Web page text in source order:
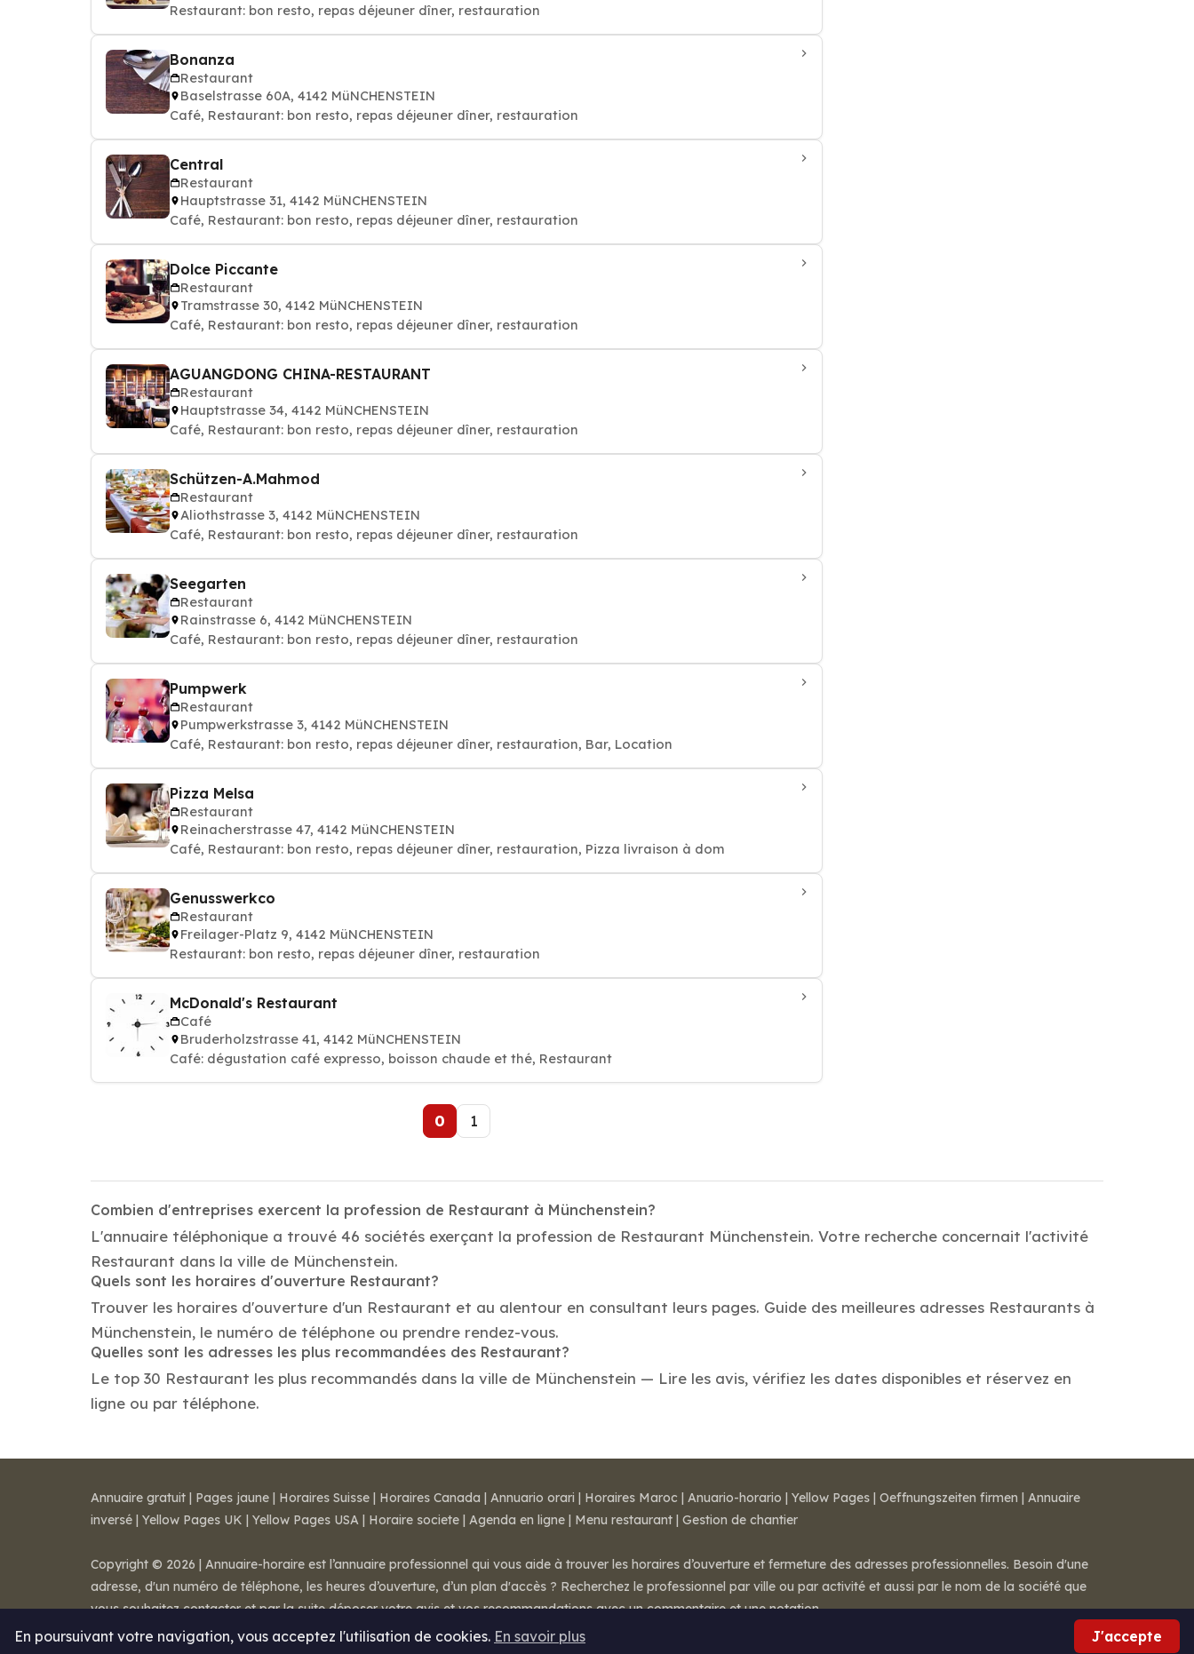
Restaurant: bon resto, repas déjeuner dîner, restauration
Bonanza
Restaurant
Baselstrasse 60A, 4142 MüNCHENSTEIN
Café, Restaurant: bon resto, repas déjeuner dîner, restauration
Central
Restaurant
Hauptstrasse 31, 4142 MüNCHENSTEIN
Café, Restaurant: bon resto, repas déjeuner dîner, restauration
Dolce Piccante
Restaurant
Tramstrasse 30, 4142 MüNCHENSTEIN
Café, Restaurant: bon resto, repas déjeuner dîner, restauration
AGUANGDONG CHINA-RESTAURANT
Restaurant
Hauptstrasse 34, 4142 MüNCHENSTEIN
Café, Restaurant: bon resto, repas déjeuner dîner, restauration
Schützen-A.Mahmod
Restaurant
Aliothstrasse 3, 4142 MüNCHENSTEIN
Café, Restaurant: bon resto, repas déjeuner dîner, restauration
Seegarten
Restaurant
Rainstrasse 6, 4142 MüNCHENSTEIN
Café, Restaurant: bon resto, repas déjeuner dîner, restauration
Pumpwerk
Restaurant
Pumpwerkstrasse 3, 4142 MüNCHENSTEIN
Café, Restaurant: bon resto, repas déjeuner dîner, restauration, Bar, Location
Pizza Melsa
Restaurant
Reinacherstrasse 47, 4142 MüNCHENSTEIN
Café, Restaurant: bon resto, repas déjeuner dîner, restauration, Pizza livraison à dom
Genusswerkco
Restaurant
Freilager-Platz 9, 4142 MüNCHENSTEIN
Restaurant: bon resto, repas déjeuner dîner, restauration
McDonald's Restaurant
Café
Bruderholzstrasse 41, 4142 MüNCHENSTEIN
Café: dégustation café expresso, boisson chaude et thé, Restaurant
0 1
Combien d'entreprises exercent la profession de Restaurant à Münchenstein?
L'annuaire téléphonique a trouvé 46 sociétés exerçant la profession de Restaurant Münchenstein. Votre recherche concernait l'activité
Restaurant dans la ville de Münchenstein.
Quels sont les horaires d'ouverture Restaurant?
Trouver les horaires d'ouverture d'un Restaurant et au alentour en consultant leurs pages. Guide des meilleures adresses Restaurants à
Münchenstein, le numéro de téléphone ou prendre rendez-vous.
Quelles sont les adresses les plus recommandées des Restaurant?
Le top 30 Restaurant les plus recommandés dans la ville de Münchenstein — Lire les avis, vérifiez les dates disponibles et réservez en
ligne ou par téléphone.
En poursuivant votre navigation, vous acceptez l'utilisation de cookies. En savoir plus J'accepte
Annuaire gratuit | Pages jaune | Horaires Suisse | Horaires Canada | Annuario orari | Horaires Maroc | Anuario-horario | Yellow Pages | Oeffnungszeiten firmen | Annuaire
inversé | Yellow Pages UK | Yellow Pages USA | Horaire societe | Agenda en ligne | Menu restaurant | Gestion de chantier
Copyright © 2026 | Annuaire-horaire est l’annuaire professionnel qui vous aide à trouver les horaires d’ouverture et fermeture des adresses professionnelles. Besoin d'une
adresse, d'un numéro de téléphone, les heures d’ouverture, d’un plan d'accès ? Recherchez le professionnel par ville ou par activité et aussi par le nom de la société que
vous souhaitez contacter et par la suite déposer votre avis et vos recommandations avec un commentaire et une notation.
Mentions légales-Conditions de ventes- Contact